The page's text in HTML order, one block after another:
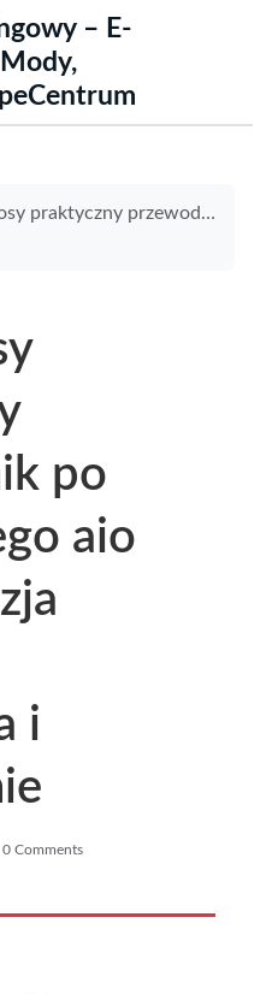
– E-
po joyetech ego aio test recenzja najlepsze ustawienia i porównanie
po
aio
i
0 Comments